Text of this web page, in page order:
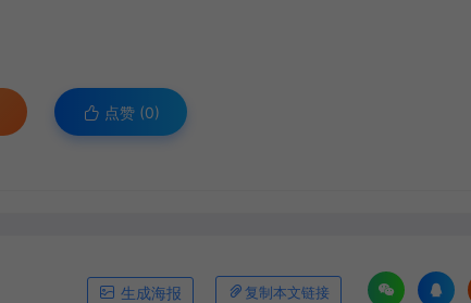
点赞 (0)
生成海报 复制本文链接